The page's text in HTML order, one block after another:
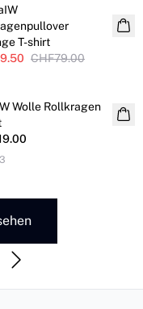
T-shirt
CHF79.00
Wolle Rollkragen
3